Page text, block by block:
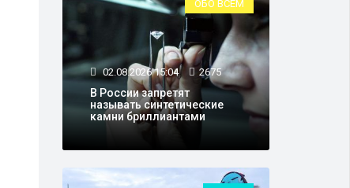
ОБО ВСЕМ
02.08.2026 15:04 2675
В России запретят
называть синтетические
камни бриллиантами